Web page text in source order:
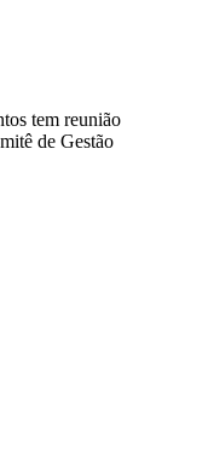
tem reunião
de Gestão